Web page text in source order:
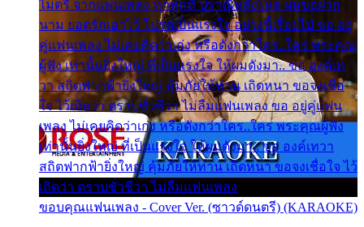
ไมตรี จากแฟนเพลง ทุกทุกที่ ปราณีหลั่งไหล ผมขอฝาก
นาม ยอดรักเอาไว้ โปรดเป็นแรงใจ อย่างนี้เรื่อยไป ขอ อยู่
คู่แฟนเพลง ไม่เคยคิดว่าเก่ง หรือดังกว่าใคร..ใคร พระคุณ
ผู้ฟัง เท่านั้นยิ่งใหญ่ ที่เป็นแรงใจ ให้ผมดังมา.. ขอ องค์เท
วา สถิตฟากฟ้ายิ่งใหญ่ คุ้มภัยให้ท่าน เถิดหนา ขอจงเชื่อ
ใจ ไว้เถิดว่า ตราบชั่วชีวา ไม่ลืมแฟนเพลง ขอ อยู่คู่แฟน
เพลง ไม่เคยคิดว่าเก่ง หรือดังกว่าใคร..ใคร พระคุณผู้ฟัง
เท่านั้นยิ่งใหญ่ ที่เป็นแรงใจ ให้ผมดังมา.. ขอ องค์เทวา
สถิตฟากฟ้ายิ่งใหญ่ คุ้มภัยให้ท่าน เถิดหนา ขอจงเชื่อใจ ไว้
เถิดว่า ตราบชั่วชีวา ไม่ลืมแฟนเพลง
ขอบคุณแฟนเพลง - Cover Ver. (ซาวด์ดนตรี) (KARAOKE)